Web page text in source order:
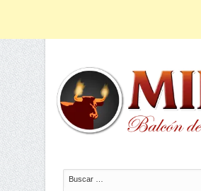
Buscar